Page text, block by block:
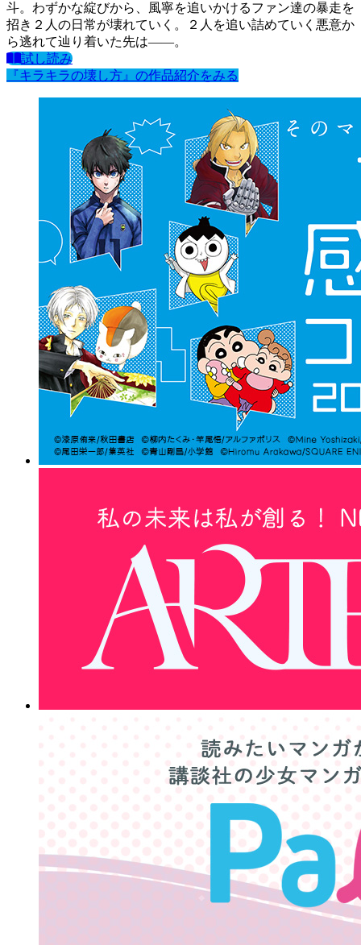
斗。わずかな綻びから、風寧を追いかけるファン達の暴走を
招き２人の日常が壊れていく。２人を追い詰めていく悪意か
ら逃れて辿り着いた先は――。
試し読み
『キラキラの壊し方』の作品紹介をみる